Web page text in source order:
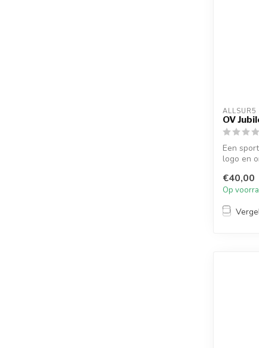
ALLSUR5
OV
Een
logo en
€40,00
Op